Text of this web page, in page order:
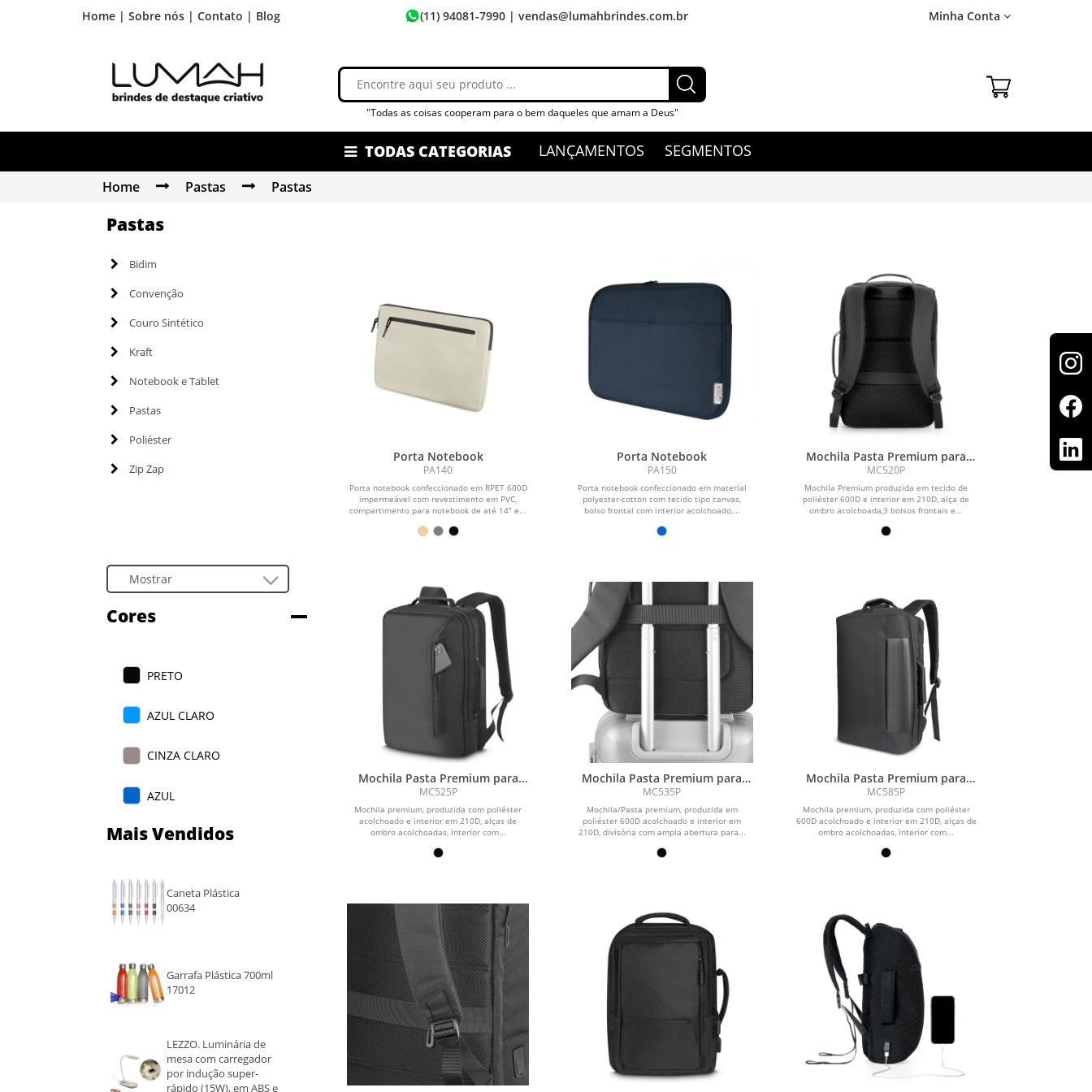
Home | Sobre nós | Contato | Blog (11) 94081-7990| vendas@lumahbrindes.com.br Minha Conta
"Todas as coisas cooperam para o bem daqueles que amam a Deus"
TODAS CATEGORIAS LANÇAMENTOS SEGMENTOS
Home Pastas Pastas
Pastas
Bidim
Convenção
Couro Sintético
Kraft
Notebook e Tablet
Pastas
Poliéster
Zip Zap
Cores
PRETO
AZUL CLARO
CINZA CLARO
AZUL
NATURAL
CINZA ESCURO
CINZA
BEGE
Mais Vendidos
Caneta Plástica
00634
Garrafa Plástica 700ml
17012
LEZZO. Luminária de
mesa com carregador
por indução super-
rápido (15W), em ABS e
Porta Notebook
PA140
Porta notebook confeccionado em RPET 600D
impermeável com revestimento em PVC,
compartimento para notebook de até 14” e...
Porta Notebook
PA150
Porta notebook confeccionado em material
polyester-cotton com tecido tipo canvas,
bolso frontal com interior acolchoado,...
Mochila Pasta Premium para
Notebook em Poliéster 600D
MC520P
Mochila Premium produzida em tecido de
poliéster 600D e interior em 210D, alça de
ombro acolchoada,3 bolsos frontais e...
Mochila Pasta Premium para
notebook em Poliéster 600D
MC525P
Mochila premium, produzida com poliéster
acolchoado e interior em 210D, alças de
ombro acolchoadas, interior com...
Mochila Pasta Premium para
notebook em Poliéster 600D
MC535P
Mochila/Pasta premium, produzida em
poliéster 600D acolchoado e interior em
210D, divisória com ampla abertura para...
Mochila Pasta Premium para
notebook em Poliéster 600D
MC585P
Mochila premium, produzida com poliéster
600D acolchoado e interior em 210D, alças de
ombro acolchoadas, interior com...